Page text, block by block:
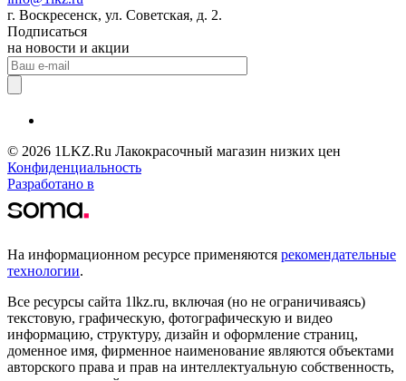
г. Воскресенск, ул. Советская, д. 2.
Подписаться
на новости и акции
© 2026 1LKZ.Ru Лакокрасочный магазин низких цен
Конфиденциальность
Разработано в
На информационном ресурсе применяются рекомендательные
технологии.
Все ресурсы сайта 1lkz.ru, включая (но не ограничиваясь)
текстовую, графическую, фотографическую и видео
информацию, структуру, дизайн и оформление страниц,
доменное имя, фирменное наименование являются объектами
авторского права и прав на интеллектуальную собственность,